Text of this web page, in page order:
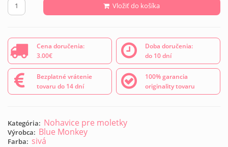
Vložiť do košíka
Cena doručenia:
3.00€
Doba doručenia:
do 10 dní
Bezplatné vrátenie
tovaru do 14 dní
100% garancia
originality tovaru
Kategória: Nohavice pre moletky
Výrobca: Blue Monkey
Farba: sivá